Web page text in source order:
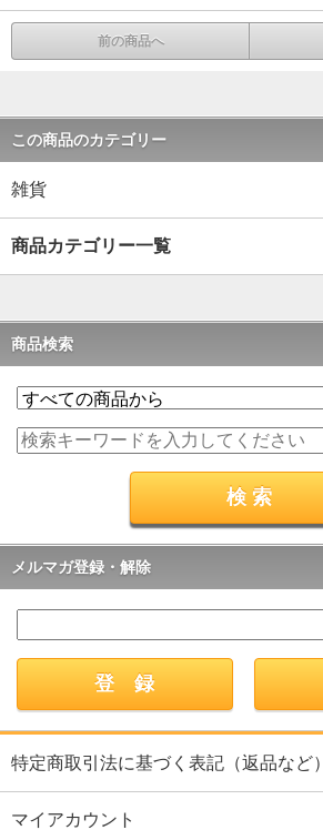
前の商品へ
この商品のカテゴリー
雑貨
商品カテゴリー一覧
商品検索
メルマガ登録・解除
特定商取引法に基づく表記（返品など）
マイアカウント